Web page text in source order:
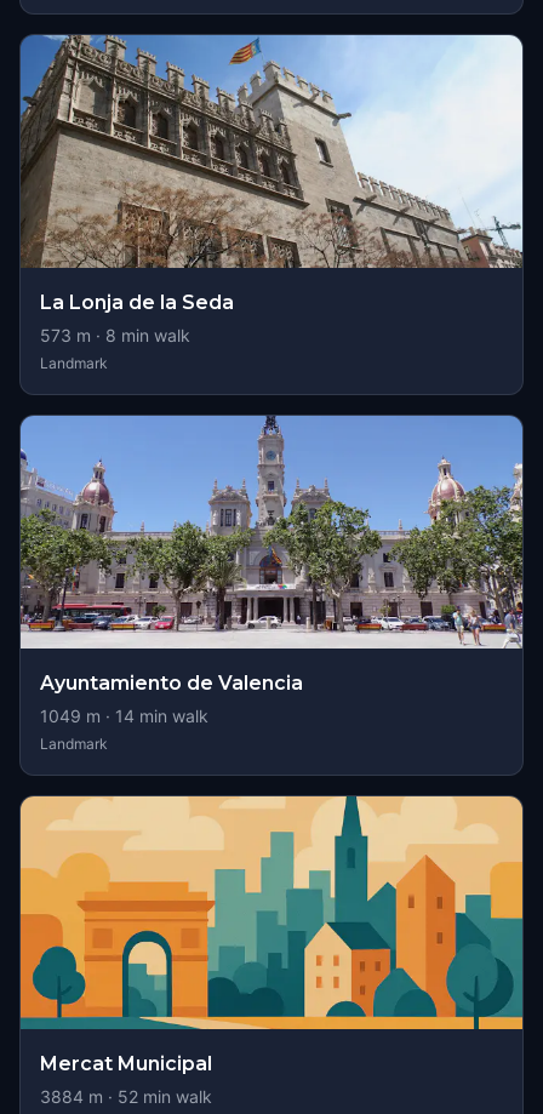
La Lonja de la Seda
573 m · 8 min walk
Landmark
Ayuntamiento de Valencia
1049 m · 14 min walk
Landmark
Mercat Municipal
3884 m · 52 min walk